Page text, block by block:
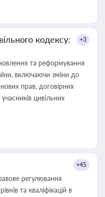
кодексу:
+3
та реформування
включаючи зміни до
прав, договірних
цивільних
+45
регулювання
та кваліфікацій в